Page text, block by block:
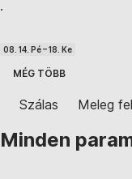
·
08. 14. Pé – 18. Ke
MÉG TÖBB
Szálas Meleg
Minden